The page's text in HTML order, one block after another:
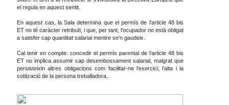
el regula en aquest sentit.
En aquest cas, la Sala determina que el permís de l'article 48 bis
ET no té caràcter retribuït, i que, per tant, l'ocupador no està obligat
a satisfer cap quantitat salarial mentre se'n gaudeix.
Cal tenir en compte: concedir el permís parental de l'article 48 bis
ET no implica assumir cap desembossament salarial, malgrat que
persisteixin altres obligacions com facilitar-ne l'exercici, l'alta i la
cotització de la persona treballadora.